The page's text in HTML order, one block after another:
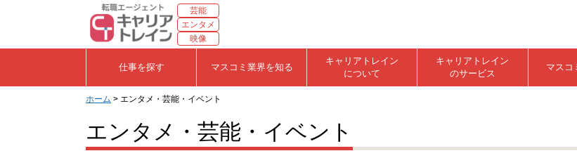
芸能
エンタメ
映像
仕事を探す マスコミ業界を知る
キャリアトレイン
について
キャリアトレイン
のサービス
マスコ
ホーム > エンタメ・芸能・イベント
エンタメ・芸能・イベント